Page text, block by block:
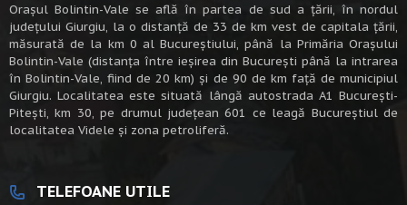
Oraşul Bolintin-Vale se află în partea de sud a ţării, în nordul
judeţului Giurgiu, la o distanţă de 33 de km vest de capitala țării,
măsurată de la km 0 al Bucureștiului, până la Primăria Orașului
Bolintin-Vale (distanța între ieșirea din București până la intrarea
în Bolintin-Vale, fiind de 20 km) şi de 90 de km faţă de municipiul
Giurgiu. Localitatea este situată lângă autostrada A1 Bucureşti-
Piteşti, km 30, pe drumul judeţean 601 ce leagă Bucureştiul de
localitatea Videle şi zona petroliferă.
TELEFOANE UTILE